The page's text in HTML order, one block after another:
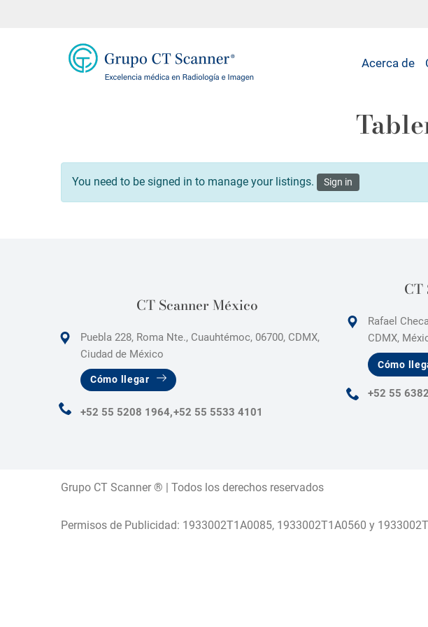
Acerca de
You need to be signed in to manage your listings. Sign in
CT Scanner México
Puebla 228, Roma Nte., Cuauhtémoc, 06700, CDMX,
Ciudad de México
Cómo llegar
+52 55 5208 1964,+52 55 5533 4101
CT
Rafael
CDMX,
Cómo
+52 55
Grupo CT Scanner ® | Todos los derechos reservados
Permisos de Publicidad: 1933002T1A0085, 1933002T1A0560 y